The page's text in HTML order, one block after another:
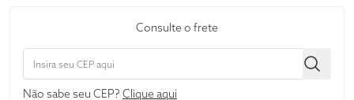
Consulte o frete
Não sabe seu CEP? Clique aqui